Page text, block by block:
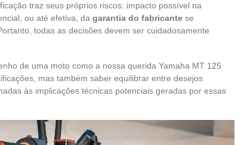
traz seus próprios riscos: impacto possível na
ou até efetiva, da garantia do fabricante se
todas as decisões devem ser cuidadosamente
de uma moto como a nossa querida Yamaha MT 125
mas também saber equilibrar entre desejos
às implicações técnicas potenciais geradas por essas